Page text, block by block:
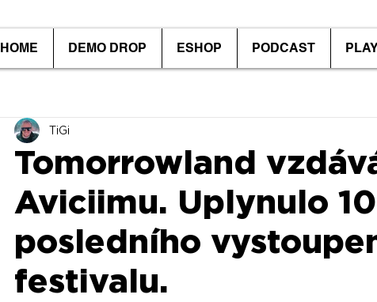
HOME DEMO DROP ESHOP PODCAST
Tomorrowland
Aviciimu. Uplynulo
posledního
festivalu.
TiGi